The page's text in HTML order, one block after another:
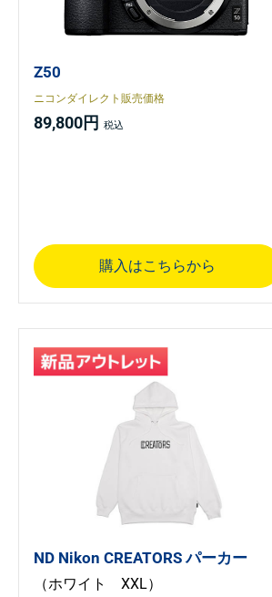
Z50
ニコンダイレクト販売価格
89,800円
購入はこちらから
ND Nikon CREATORS パーカー
（ホワイト XXL）